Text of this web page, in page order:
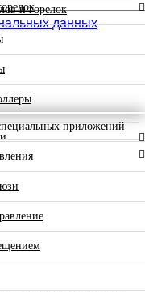
и горелок
приложений
данных